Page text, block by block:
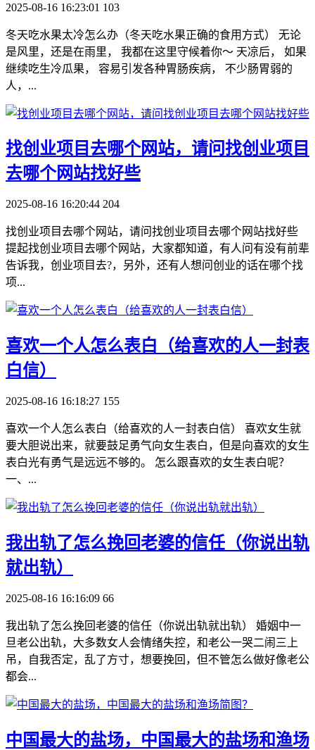
2025-08-16 16:23:01 103
冬天吃水果太冷怎么办（冬天吃水果正确的食用方式） 无论
是风里，还是在雨里， 我都在这里守候着你～ 天凉后， 如果
继续吃生冷瓜果， 容易引发各种胃肠疾病， 不少肠胃弱的
人，...
​找创业项目去哪个网站，请问找创业项目
去哪个网站找好些
2025-08-16 16:20:44 204
找创业项目去哪个网站，请问找创业项目去哪个网站找好些
提起找创业项目去哪个网站，大家都知道，有人问有没有前辈
告诉我，创业项目去?，另外，还有人想问创业的话在哪个找
项...
​喜欢一个人怎么表白（给喜欢的人一封表
白信）
2025-08-16 16:18:27 155
喜欢一个人怎么表白（给喜欢的人一封表白信） 喜欢女生就
要大胆说出来，就要鼓足勇气向女生表白，但是向喜欢的女生
表白光有勇气是远远不够的。 怎么跟喜欢的女生表白呢？
一、...
​我出轨了怎么挽回老婆的信任（你说出轨
就出轨）
2025-08-16 16:16:09 66
我出轨了怎么挽回老婆的信任（你说出轨就出轨） 婚姻中一
旦老公出轨，大多数女人会情绪失控，和老公一哭二闹三上
吊，自我否定，乱了方寸，想要挽回，但不管怎么做好像老公
都会...
​中国最大的盐场，中国最大的盐场和渔场